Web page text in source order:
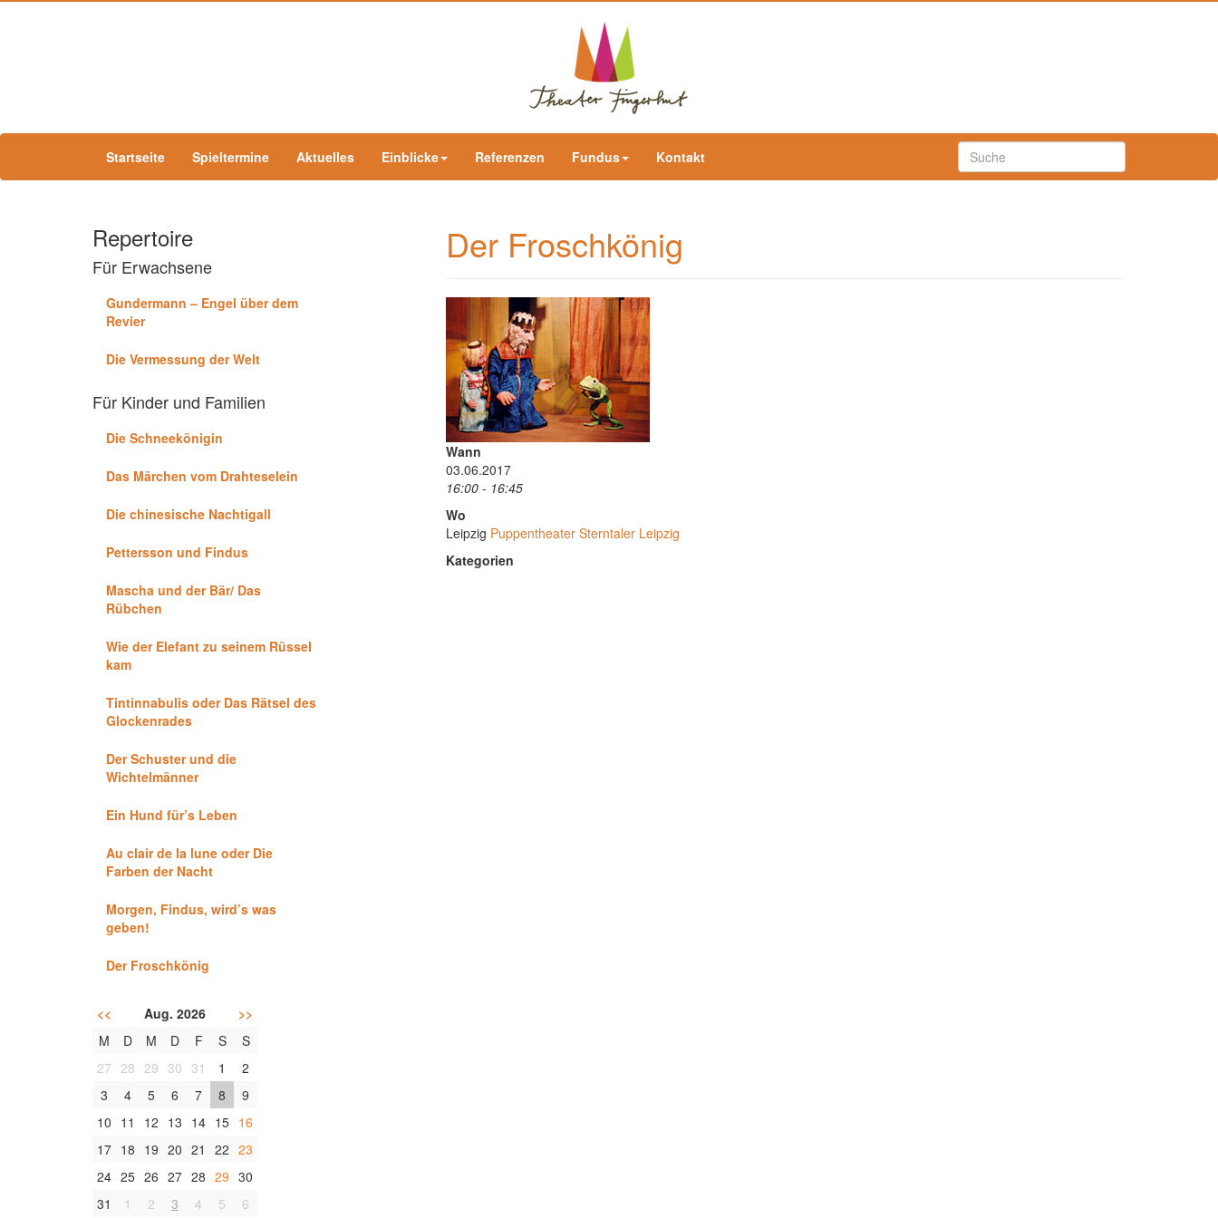
Startseite Spieltermine Aktuelles Einblicke Referenzen Fundus Kontakt
Repertoire
Für Erwachsene
Gundermann – Engel über dem
Revier
Die Vermessung der Welt
Für Kinder und Familien
Die Schneekönigin
Das Märchen vom Drahteselein
Die chinesische Nachtigall
Pettersson und Findus
Mascha und der Bär/ Das
Rübchen
Wie der Elefant zu seinem Rüssel
kam
Tintinnabulis oder Das Rätsel des
Glockenrades
Der Schuster und die
Wichtelmänner
Ein Hund für’s Leben
Au clair de la lune oder Die
Farben der Nacht
Morgen, Findus, wird’s was
geben!
Der Froschkönig
<< Aug. 2026
>>
M
D M D F S
S
27 28 29 30 31 1
2
3
4 5 6 7 8
9
10 11 12 13 14 15 16
17 18 19 20 21 22 23
24 25 26 27 28 29 30
31
1 2 3 4 5 6
Der Froschkönig
Wann
03.06.2017
16:00 - 16:45
Wo
Leipzig Puppentheater Sterntaler Leipzig
Kategorien